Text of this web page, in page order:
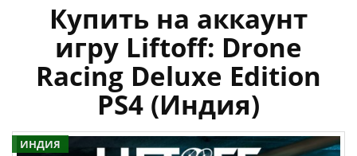
Купить на аккаунт
игру Liftoff: Drone
Racing Deluxe Edition
PS4 (Индия)
ИНДИЯ